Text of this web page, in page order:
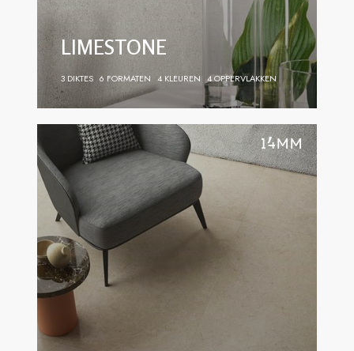
LIMESTONE
3 DIKTES 6 FORMATEN 4 KLEUREN 4 OPPERVLAKKEN